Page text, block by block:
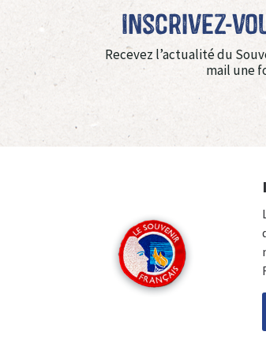
Inscrivez-
Recevez l’actualité du
mail une